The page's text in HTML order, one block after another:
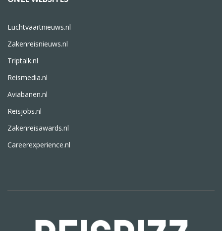
Luchtvaartnieuws.nl
Zakenreisnieuws.nl
Triptalk.nl
Reismedia.nl
Aviabanen.nl
Reisjobs.nl
Zakenreisawards.nl
Careerexperience.nl